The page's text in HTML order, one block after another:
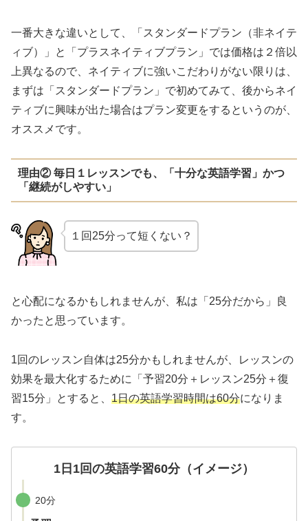
一番大きな違いとして、「スタンダードプラン（非ネイテ
ィブ）」と「プラスネイティブプラン」では価格は２倍以
上異なるので、ネイティブに強いこだわりがない限りは、
まずは「スタンダードプラン」で初めてみて、後からネイ
ティブに興味が出た場合はプラン変更をするというのが、
オススメです。
理由② 毎日１レッスンでも、「十分な英語学習」かつ
「継続がしやすい」
１回25分って短くない？
と心配になるかもしれませんが、私は「25分だから」良
かったと思っています。
1回のレッスン自体は25分かもしれませんが、レッスンの
効果を最大化するために
「予習20分＋レッスン25分＋復
習15分」
とすると、 1日の英語学習時間は60分になりま
す。
1日1回の英語学習60分（イメージ）
20分